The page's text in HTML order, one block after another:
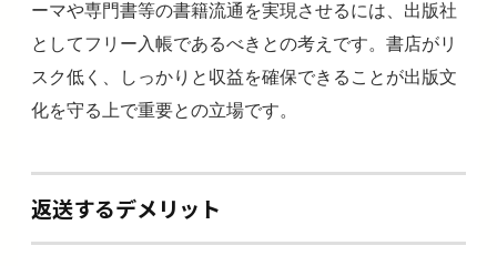
ーマや専門書等の書籍流通を実現させるには、出版社
としてフリー入帳であるべきとの考えです。書店がリ
スク低く、しっかりと収益を確保できることが出版文
化を守る上で重要との立場です。
返送するデメリット